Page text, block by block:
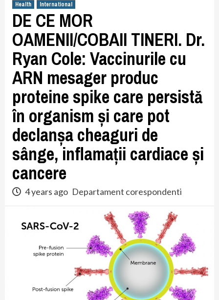
Health International
DE CE MOR
OAMENII/COBAII TINERI. Dr.
Ryan Cole: Vaccinurile cu
ARN mesager produc
proteine spike care persistă
în organism și care pot
declanșa cheaguri de
sânge, inflamații cardiace și
cancere
4 years ago Departament corespondenti